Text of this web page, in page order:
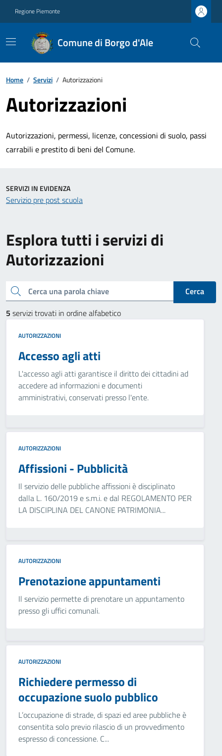
Regione Piemonte
Comune di Borgo d'Ale
Home / Servizi / Autorizzazioni
Autorizzazioni
Autorizzazioni, permessi, licenze, concessioni di suolo, passi
carrabili e prestito di beni del Comune.
Esplora tutti i servizi di
Autorizzazioni
Cerca una parola chiave
Cerca
5 servizi trovati in ordine alfabetico
AUTORIZZAZIONI
Accesso agli atti
L'accesso agli atti garantisce il diritto dei cittadini ad
accedere ad informazioni e documenti
amministrativi, conservati presso l'ente.
AUTORIZZAZIONI
Affissioni - Pubblicità
Il servizio delle pubbliche affissioni è disciplinato
dalla L. 160/2019 e s.m.i. e dal REGOLAMENTO PER
LA DISCIPLINA DEL CANONE PATRIMONIA...
AUTORIZZAZIONI
Prenotazione appuntamenti
Il servizio permette di prenotare un appuntamento
presso gli uffici comunali.
AUTORIZZAZIONI
Richiedere permesso di
occupazione suolo pubblico
L’occupazione di strade, di spazi ed aree pubbliche è
consentita solo previo rilascio di un provvedimento
espresso di concessione. C...
SERVIZI IN EVIDENZA
Servizio pre post scuola